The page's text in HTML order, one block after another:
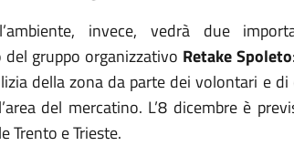
invece, vedrà due
gruppo organizzativo Retake Spoleto
della zona da parte dei volontari e
del mercatino. L’8 dicembre è
Trento e Trieste.